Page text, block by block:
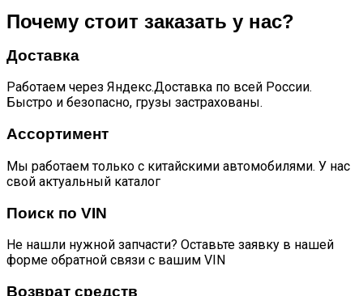
сборе
ступицей
и
подшипником
Eado
quantity
Почему стоит заказать у нас?
Доставка
Работаем через Яндекс.Доставка по всей России.
Быстро и безопасно, грузы застрахованы.
Ассортимент
Мы работаем только с китайскими автомобилями. У нас
свой актуальный каталог
Поиск по VIN
Не нашли нужной запчасти? Оставьте заявку в нашей
форме обратной связи с вашим VIN
Возврат средств